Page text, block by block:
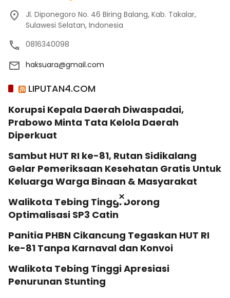
Jl. Diponegoro No. 46 Biring Balang, Kab. Takalar,
Sulawesi Selatan, Indonesia
0816340098
haksuara@gmail.com
LIPUTAN4.COM
Korupsi Kepala Daerah Diwaspadai,
Prabowo Minta Tata Kelola Daerah
Diperkuat
Sambut HUT RI ke-81, Rutan Sidikalang
Gelar Pemeriksaan Kesehatan Gratis Untuk
Keluarga Warga Binaan & Masyarakat
Walikota Tebing Tinggi Dorong
Optimalisasi SP3 Catin
Panitia PHBN Cikancung Tegaskan HUT RI
ke-81 Tanpa Karnaval dan Konvoi
Walikota Tebing Tinggi Apresiasi
Penurunan Stunting
×